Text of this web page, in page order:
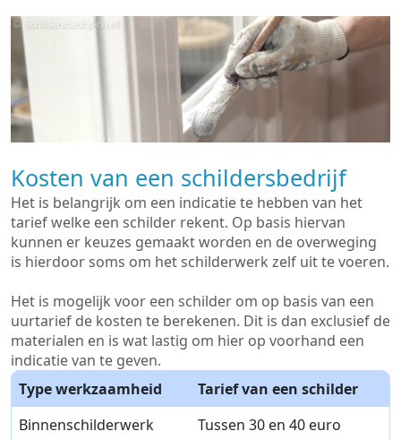
Kosten van een schildersbedrijf
Het is belangrijk om een indicatie te hebben van het
tarief welke een schilder rekent. Op basis hiervan
kunnen er keuzes gemaakt worden en de overweging
is hierdoor soms om het schilderwerk zelf uit te voeren.
Het is mogelijk voor een schilder om op basis van een
uurtarief de kosten te berekenen. Dit is dan exclusief de
materialen en is wat lastig om hier op voorhand een
indicatie van te geven.
Type werkzaamheid
Tarief van een schilder
Binnenschilderwerk
Tussen 30 en 40 euro